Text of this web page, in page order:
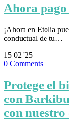
Ahora pago
¡Ahora en Etolia
conductual de tu…
15 02 '25
0 Comments
Protege el
con
con